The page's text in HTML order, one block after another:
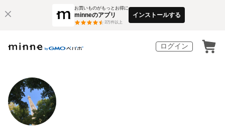
お買いものがもっとお得に
minneのアプリ
3万件以上
インストールする
ログイン